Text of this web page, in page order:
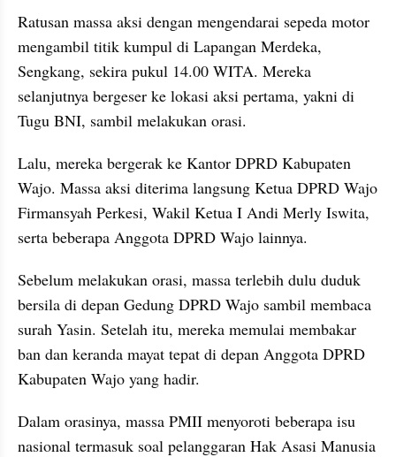
Ratusan massa aksi dengan mengendarai sepeda motor
mengambil titik kumpul di Lapangan Merdeka,
Sengkang, sekira pukul 14.00 WITA. Mereka
selanjutnya bergeser ke lokasi aksi pertama, yakni di
Tugu BNI, sambil melakukan orasi.
Lalu, mereka bergerak ke Kantor DPRD Kabupaten
Wajo. Massa aksi diterima langsung Ketua DPRD Wajo
Firmansyah Perkesi, Wakil Ketua I Andi Merly Iswita,
serta beberapa Anggota DPRD Wajo lainnya.
Sebelum melakukan orasi, massa terlebih dulu duduk
bersila di depan Gedung DPRD Wajo sambil membaca
surah Yasin. Setelah itu, mereka memulai membakar
ban dan keranda mayat tepat di depan Anggota DPRD
Kabupaten Wajo yang hadir.
Dalam orasinya, massa PMII menyoroti beberapa isu
nasional termasuk soal pelanggaran Hak Asasi Manusia